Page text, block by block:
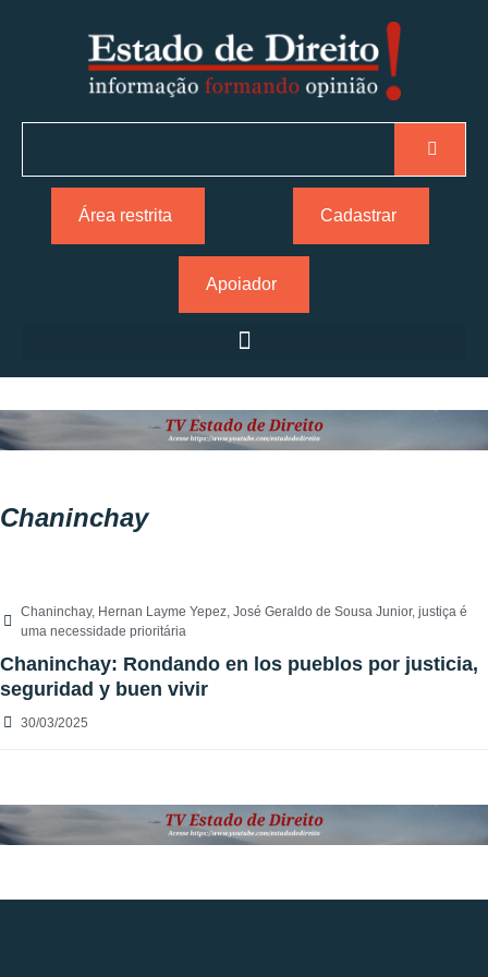
Área restrita Cadastrar
Apoiador
Chaninchay
Chaninchay, Hernan Layme Yepez, José Geraldo de Sousa Junior, justiça é
uma necessidade prioritária
Chaninchay: Rondando en los pueblos por justicia,
seguridad y buen vivir
30/03/2025